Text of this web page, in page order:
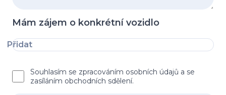
Mám zájem o konkrétní vozidlo
Přidat
Souhlasím se zpracováním osobních údajů a se
zasíláním obchodních sdělení.